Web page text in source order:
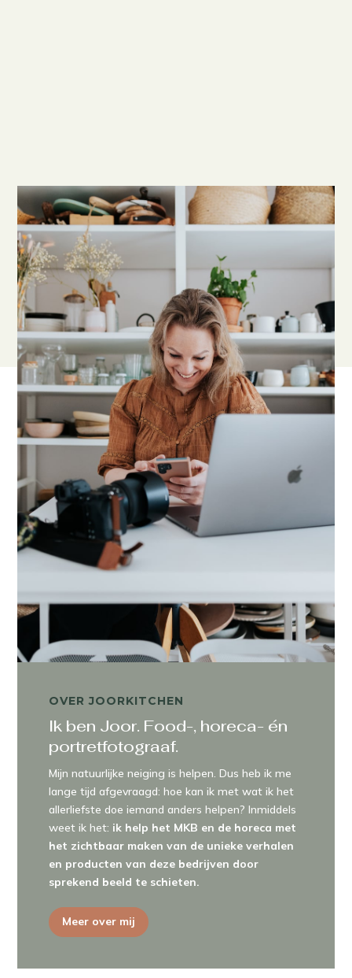
OVER JOORKITCHEN
Ik ben Joor. Food-, horeca- én
portretfotograaf.
Mijn natuurlijke neiging is helpen. Dus heb ik me
lange tijd afgevraagd: hoe kan ik met wat ik het
allerliefste doe iemand anders helpen? Inmiddels
weet ik het: ik help het MKB en de horeca met
het zichtbaar maken van de unieke verhalen
en producten van deze bedrijven door
sprekend beeld te schieten.
Meer over mij